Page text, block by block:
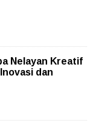
Nelayan Kreatif
dan